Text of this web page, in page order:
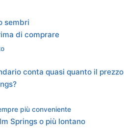
sembri
di comprare
conta quasi quanto il prezzo
più conveniente
Springs o più lontano